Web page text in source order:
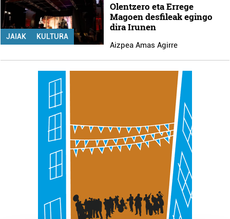
JAIAK KULTURA
Olentzero eta Errege
Magoen desfileak egingo
dira Irunen
Aizpea Amas Agirre